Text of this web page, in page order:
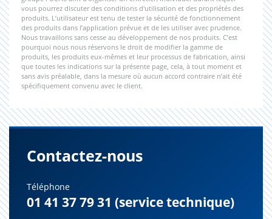
vous pourrez discuter des conditions d'utilisation et des propriétés des
produits. L’utilisateur est tenu de tester la sécurité de fonctionnement
des produits dans l’application prévue et de les utiliser avec prudence.
Nous travaillons sans cesse au développement de nos produits. C’est
pourquoi nous nous réservons le droit de modifier la gamme de
produits, les produits eux-mêmes et leur processus de fabrication, ainsi
que toutes les indications sur la présente page, cela, à tout moment et
sans avis préalable, dans la mesure où aucun accord contraire n’ait été
spécifiquement convenu avec le client.
Contactez-nous
Téléphone
01 41 37 79 31 (service technique)